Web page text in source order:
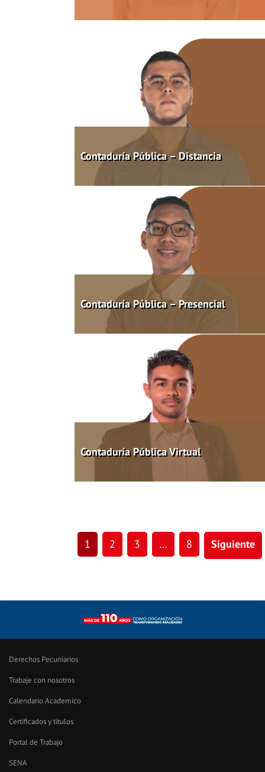
Contaduría Pública – Distancia
Contaduría Pública – Presencial
Contaduría Pública Virtual
1 2 3 … 8 Siguiente
Derechos Pecuniarios
Trabaje con nosotros
Calendario Academico
Certificados y títulos
Portal de Trabajo
SENA